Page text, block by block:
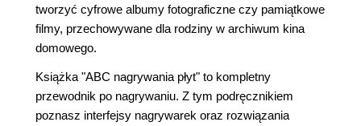
tworzyć cyfrowe albumy fotograficzne czy pamiątkowe
filmy, przechowywane dla rodziny w archiwum kina
domowego.
Książka "ABC nagrywania płyt" to kompletny
przewodnik po nagrywaniu. Z tym podręcznikiem
poznasz interfejsy nagrywarek oraz rozwiązania